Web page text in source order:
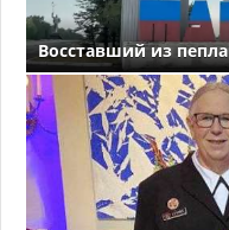
Восставший из пепла